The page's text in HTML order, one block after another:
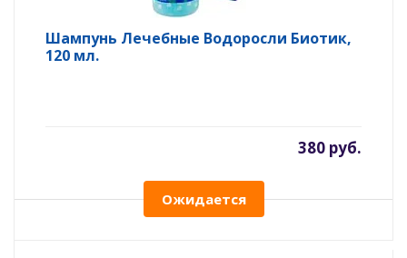
Шампунь Лечебные Водоросли Биотик,
120 мл.
380 руб.
Ожидается